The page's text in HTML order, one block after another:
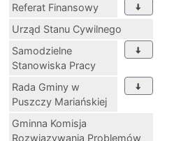
Referat Finansowy
Urząd Stanu Cywilnego
Samodzielne
Stanowiska Pracy
Rada Gminy w
Puszczy Mariańskiej
Gminna Komisja
Rozwiązywania Problemów